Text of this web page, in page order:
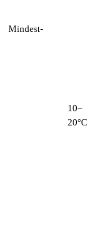
Mindest-
10–
20°C